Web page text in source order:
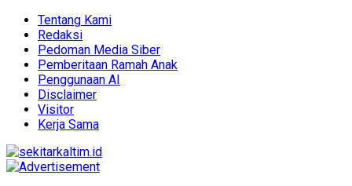
Tentang Kami
Redaksi
Pedoman Media Siber
Pemberitaan Ramah Anak
Penggunaan AI
Disclaimer
Visitor
Kerja Sama